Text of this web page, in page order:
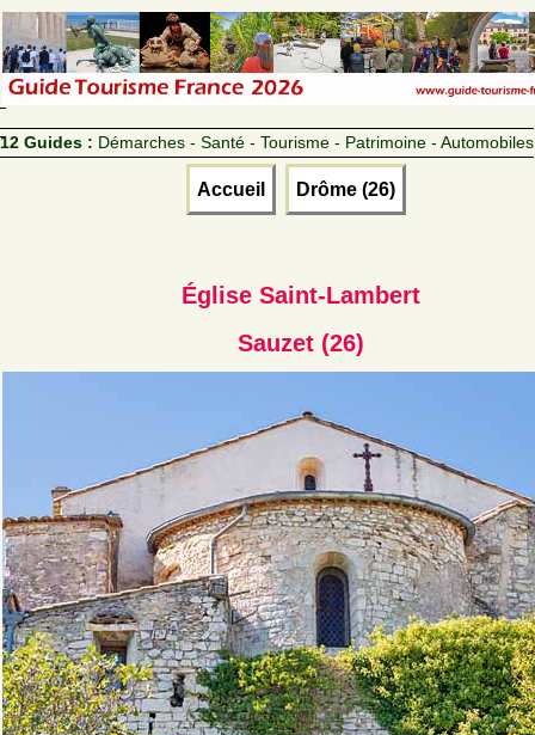
12 Guides : Démarches - Santé - Tourisme - Patrimoine - Automobiles
Accueil Drôme (26)
Église Saint-Lambert
Sauzet (26)